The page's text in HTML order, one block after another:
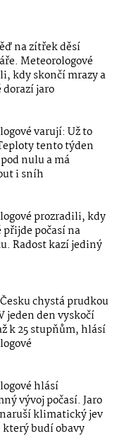
na zítřek děsí
Meteorologové
kdy skončí mrazy a
jaro
varují: Už to
tento týden
nulu a má
i sníh
prozradili, kdy
počasí na
Radost kazí jediný
chystá prudkou
jeden den vyskočí
k 25 stupňům, hlásí
hlásí
vývoj počasí. Jaro
klimatický jev
budí obavy